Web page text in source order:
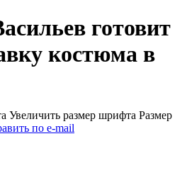
готовит
костюма в
Увеличить размер шрифта Размер
по e-mail